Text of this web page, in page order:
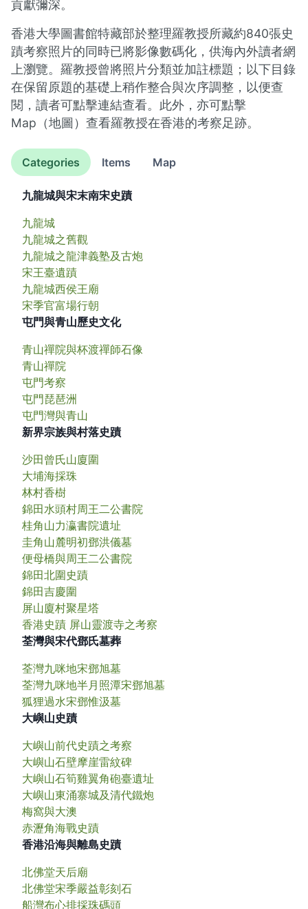
貢獻彌深。
香港大學圖書館特藏部於整理羅教授所藏約840張史
蹟考察照片的同時已將影像數碼化，供海內外讀者網
上瀏覽。羅教授曾將照片分類並加註標題；以下目錄
在保留原題的基礎上稍作整合與次序調整，以便查
閱，讀者可點擊連結查看。此外，亦可點擊
Map（地圖）查看羅教授在香港的考察足跡。
Categories Items Map
九龍城與宋末南宋史蹟
九龍城
九龍城之舊觀
九龍城之龍津義塾及古炮
宋王臺遺蹟
九龍城西侯王廟
宋季官富場行朝
屯門與青山歷史文化
青山禪院與杯渡禪師石像
青山禪院
屯門考察
屯門琵琶洲
屯門灣與青山
新界宗族與村落史蹟
沙田曾氏山廈圍
大埔海採珠
林村香樹
錦田水頭村周王二公書院
桂角山力瀛書院遺址
圭角山麓明初鄧洪儀墓
便母橋與周王二公書院
錦田北圍史蹟
錦田吉慶圍
屏山廈村聚星塔
香港史蹟 屏山靈渡寺之考察
荃灣與宋代鄧氏墓葬
荃灣九咪地宋鄧旭墓
荃灣九咪地半月照潭宋鄧旭墓
狐狸過水宋鄧惟汲墓
大嶼山史蹟
大嶼山前代史蹟之考察
大嶼山石壁摩崖雷紋碑
大嶼山石筍雞翼角砲臺遺址
大嶼山東涌寨城及清代鐵炮
梅窩與大澳
赤瀝角海戰史蹟
香港沿海與離島史蹟
北佛堂天后廟
北佛堂宋季嚴益彰刻石
船灣布心排採珠碼頭